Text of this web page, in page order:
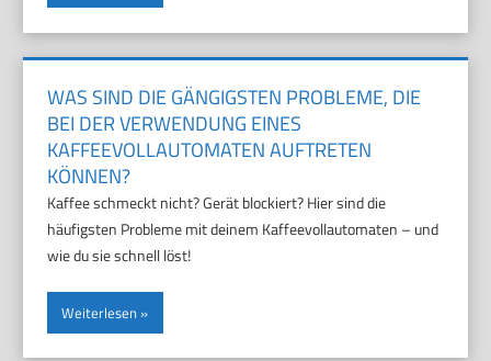
WAS SIND DIE GÄNGIGSTEN PROBLEME, DIE
BEI DER VERWENDUNG EINES
KAFFEEVOLLAUTOMATEN AUFTRETEN
KÖNNEN?
Kaffee schmeckt nicht? Gerät blockiert? Hier sind die
häufigsten Probleme mit deinem Kaffeevollautomaten – und
wie du sie schnell löst!
Weiterlesen